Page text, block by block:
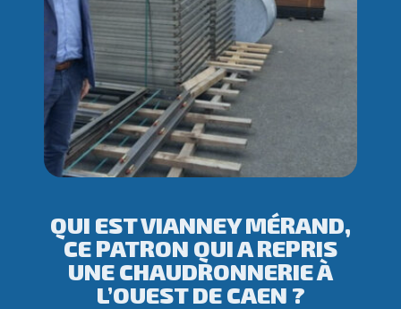
QUI EST VIANNEY MÉRAND,
CE PATRON QUI A REPRIS
UNE CHAUDRONNERIE À
L’OUEST DE CAEN ?